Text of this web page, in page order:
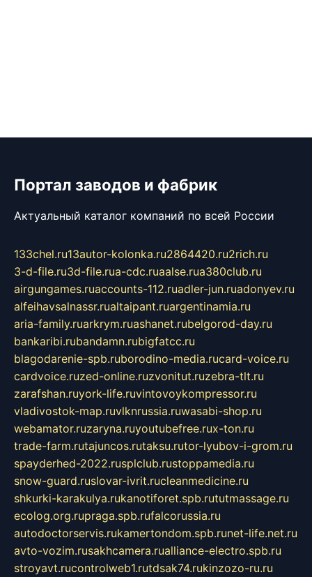
Портал заводов и фабрик
Актуальный каталог компаний по всей России
133chel.ru13autor-kolonka.ru2864420.ru2rich.ru
3-d-file.ru3d-file.rua-cdc.ruaalse.rua380club.ru
airgungames.ruaccounts-112.ruadler-jun.ruadonyev.ru
alfeihavsalnassr.rualtaipant.ruargentinamia.ru
aria-family.ruarkrym.ruashanet.rubelgorod-day.ru
bankaribi.rubandamn.rubigfatcc.ru
blagodarenie-spb.ruborodino-media.rucard-voice.ru
cardvoice.ruzed-online.ruzvonitut.ruzebra-tlt.ru
zarafshan.ruyork-life.ruvintovoykompressor.ru
vladivostok-map.ruvlknrussia.ruwasabi-shop.ru
webamator.ruzaryna.ruyoutubefree.rux-ton.ru
trade-farm.rutajuncos.rutaksu.rutor-lyubov-i-grom.ru
spayderhed-2022.rusplclub.rustoppamedia.ru
snow-guard.ruslovar-ivrit.rucleanmedicine.ru
shkurki-karakulya.rukanotiforet.spb.rututmassage.ru
ecolog.org.rupraga.spb.rufalcorussia.ru
autodoctorservis.rukamertondom.spb.runet-life.net.ru
avto-vozim.rusakhcamera.rualliance-electro.spb.ru
stroyavt.rucontrolweb1.rutdsak74.rukinzozo-ru.ru